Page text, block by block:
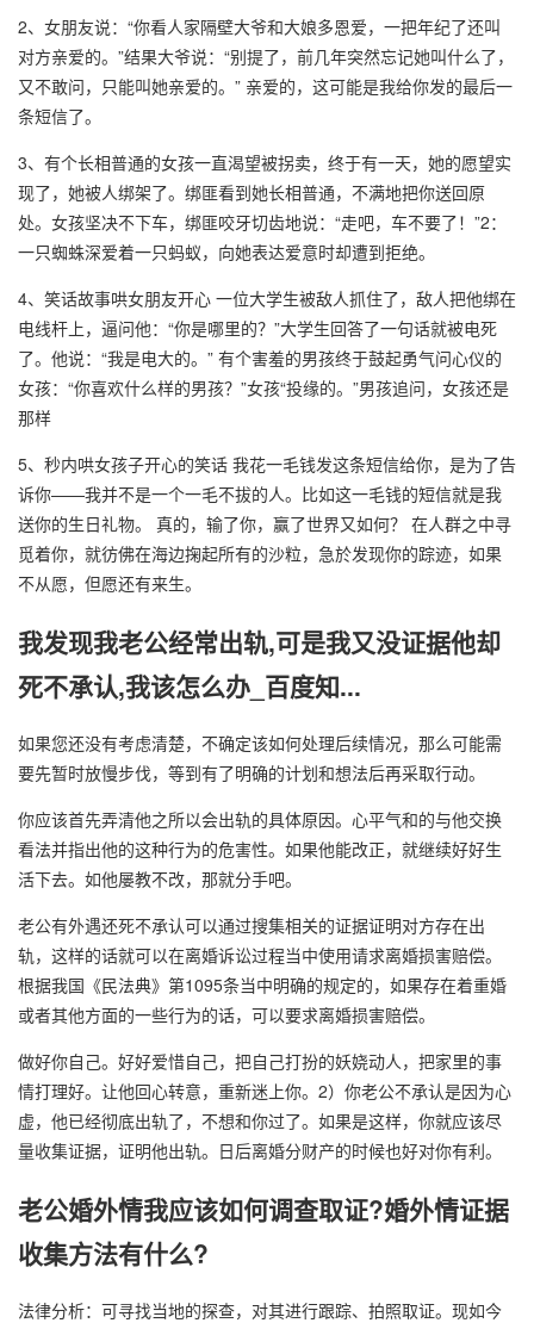
2、女朋友说：“你看人家隔壁大爷和大娘多恩爱，一把年纪了还叫
对方亲爱的。”结果大爷说：“别提了，前几年突然忘记她叫什么了，
又不敢问，只能叫她亲爱的。” 亲爱的，这可能是我给你发的最后一
条短信了。
3、有个长相普通的女孩一直渴望被拐卖，终于有一天，她的愿望实
现了，她被人绑架了。绑匪看到她长相普通，不满地把你送回原
处。女孩坚决不下车，绑匪咬牙切齿地说：“走吧，车不要了！”2：
一只蜘蛛深爱着一只蚂蚁，向她表达爱意时却遭到拒绝。
4、笑话故事哄女朋友开心 一位大学生被敌人抓住了，敌人把他绑在
电线杆上，逼问他：“你是哪里的？”大学生回答了一句话就被电死
了。他说：“我是电大的。” 有个害羞的男孩终于鼓起勇气问心仪的
女孩：“你喜欢什么样的男孩？”女孩“投缘的。”男孩追问，女孩还是
那样
5、秒内哄女孩子开心的笑话 我花一毛钱发这条短信给你，是为了告
诉你——我并不是一个一毛不拔的人。比如这一毛钱的短信就是我
送你的生日礼物。 真的，输了你，赢了世界又如何？ 在人群之中寻
觅着你，就彷佛在海边掬起所有的沙粒，急於发现你的踪迹，如果
不从愿，但愿还有来生。
我发现我老公经常出轨,可是我又没证据他却
死不承认,我该怎么办_百度知...
如果您还没有考虑清楚，不确定该如何处理后续情况，那么可能需
要先暂时放慢步伐，等到有了明确的计划和想法后再采取行动。
你应该首先弄清他之所以会出轨的具体原因。心平气和的与他交换
看法并指出他的这种行为的危害性。如果他能改正，就继续好好生
活下去。如他屡教不改，那就分手吧。
老公有外遇还死不承认可以通过搜集相关的证据证明对方存在出
轨，这样的话就可以在离婚诉讼过程当中使用请求离婚损害赔偿。
根据我国《民法典》第1095条当中明确的规定的，如果存在着重婚
或者其他方面的一些行为的话，可以要求离婚损害赔偿。
做好你自己。好好爱惜自己，把自己打扮的妖娆动人，把家里的事
情打理好。让他回心转意，重新迷上你。2）你老公不承认是因为心
虚，他已经彻底出轨了，不想和你过了。如果是这样，你就应该尽
量收集证据，证明他出轨。日后离婚分财产的时候也好对你有利。
老公婚外情我应该如何调查取证?婚外情证据
收集方法有什么?
法律分析：可寻找当地的探查，对其进行跟踪、拍照取证。现如今